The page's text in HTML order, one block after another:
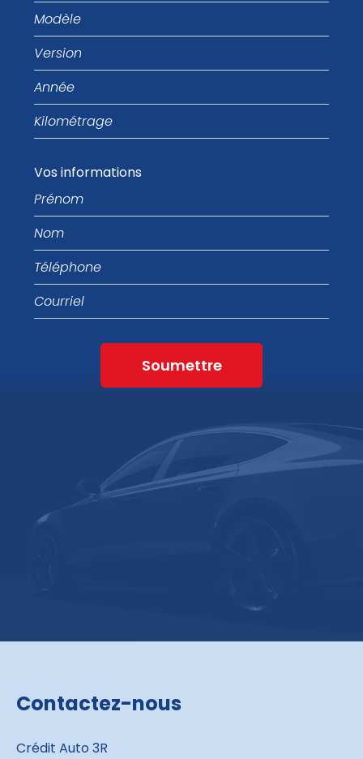
Modèle
Version
Année
Kilométrage
Vos informations
Prénom
Nom
Téléphone
Courriel
Soumettre
Contactez-nous
Crédit Auto 3R